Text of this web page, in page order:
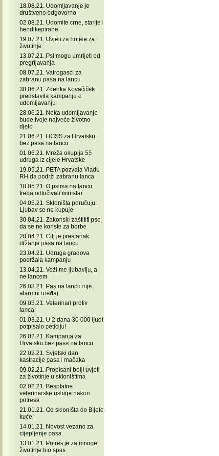
18.08.21. Udomljavanje je
društveno odgovorno
02.08.21. Udomite crne, starije i
hendikepirane
19.07.21. Uvjeti za hotele za
životinje
13.07.21. Psi mogu umrijeti od
pregrijavanja
08.07.21. Vatrogasci za
zabranu pasa na lancu
30.06.21. Zdenka Kovačiček
predstavila kampanju o
udomljavanju
28.06.21. Neka udomljavanje
bude tvoje najveće životno
djelo
21.06.21. HGSS za Hrvatsku
bez pasa na lancu
01.06.21. Mreža okuplja 55
udruga iz cijele Hrvatske
19.05.21. PETA pozvala Vladu
RH da podrži zabranu lanca
18.05.21. O psima na lancu
treba odlučivati ministar
04.05.21. Skloništa poručuju:
Ljubav se ne kupuje
30.04.21. Zakonski zaštititi pse
da se ne koriste za borbe
28.04.21. Cilj je prestanak
držanja pasa na lancu
23.04.21. Udruga gradova
podržala kampanju
13.04.21. Veži me ljubavlju, a
ne lancem
26.03.21. Pas na lancu nije
alarmni uređaj
09.03.21. Veterinari protiv
lanca!
01.03.21. U 2 dana 30 000 ljudi
potpisalo peticiju!
26.02.21. Kampanja za
Hrvatsku bez pasa na lancu
22.02.21. Svjetski dan
kastracije pasa i mačaka
09.02.21. Propisani bolji uvjeti
za životinje u skloništima
02.02.21. Besplatne
veterinarske usluge nakon
potresa
21.01.21. Od skloništa do Bijele
kuće!
14.01.21. Novost vezano za
cijepljenje pasa
13.01.21. Potres je za mnoge
životinje bio spas